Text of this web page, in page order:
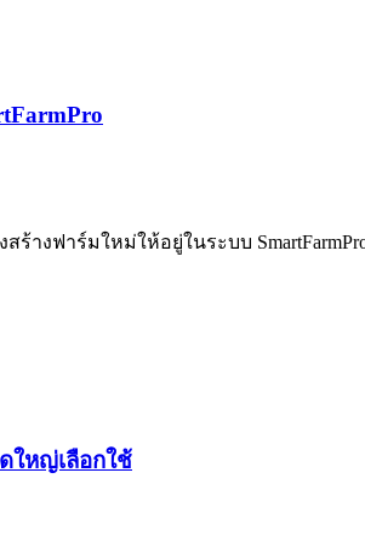
างฟาร์มใหม่ให้อยู่ในระบบ
ใหญ่เลือกใช้